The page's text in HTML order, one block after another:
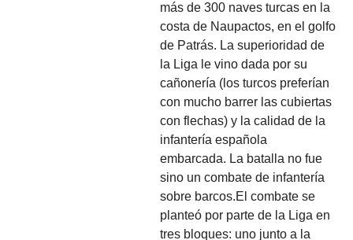
más de 300 naves turcas en la
costa de Naupactos, en el golfo
de Patrás. La superioridad de
la Liga le vino dada por su
cañonería (los turcos preferían
con mucho barrer las cubiertas
con flechas) y la calidad de la
infantería española
embarcada. La batalla no fue
sino un combate de infantería
sobre barcos.El combate se
planteó por parte de la Liga en
tres bloques: uno junto a la